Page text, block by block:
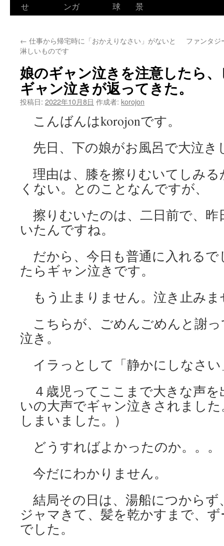
ン
へ
キ
ッ
せ
ンガ
球
景
← 仕事から帰宅時に「おかえりなさい」がないと
淋しいものです
ファンタジ
娘のギャン泣きを注意したら
ギャン泣きが返ってきた。
投稿日: 2022年10月8日 作成者: korojon
こんばんはkorojonです。
先日、下の娘がお風呂で大泣き
理由は、膝を擦りむいてしみる
くない。とのことなんですが、
擦りむいたのは、二日前で、昨
いたんですね。
だから、今日も普通に入れる
たらギャン泣きです。
もう止まりません。泣き止みま
こちらが、ごめんごめんと謝
泣き。
イラっとして「静かにしなさ
４歳児ってここまで大きな声を
いの大声でギャン泣きされまし
しまいました。）
どうすればよかったのか。。。
今だにわかりません。
結局その日は、湯船につからず
ジャマきて、髪を乾かすまで、
でした。